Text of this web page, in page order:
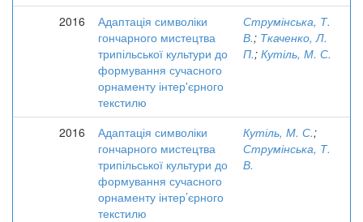
2016
Адаптація символіки
гончарного мистецтва
трипільської культури до
формування сучасного
орнаменту інтер'єрного
текстилю
Струмінська, Т.
В.; Ткаченко, Л.
П.; Кутіль, М. С.
2016
Адаптація символіки
гончарного мистецтва
трипільської культури до
формування сучасного
орнаменту інтер’єрного
текстилю
Кутіль, М. С.;
Струмінська, Т.
В.